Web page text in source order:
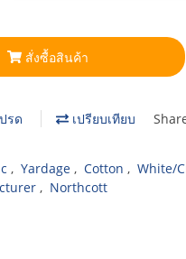
สั่งซื้อสินค้า
รด เปรียบเทียบ
, Yardage , Cotton , White/
, Northcott